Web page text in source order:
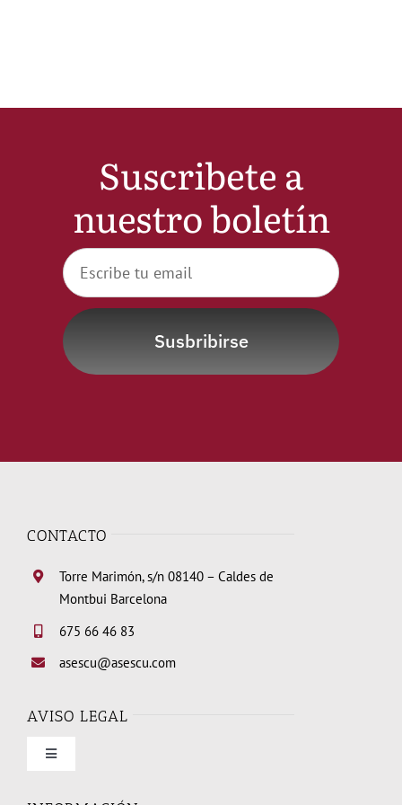
WooCommerce My Account
WooCommerce Cart
Suscribete a
nuestro boletín
Susbribirse
CONTACTO
Torre Marimón, s/n 08140 – Caldes de
Montbui Barcelona
675 66 46 83
asescu@asescu.com
AVISO LEGAL
Toggle
Condiciones de uso